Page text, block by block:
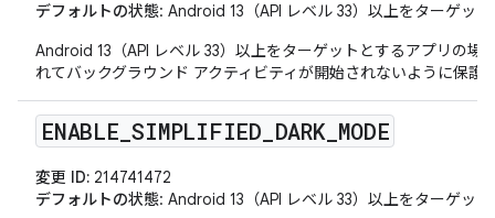
デフォルトの状態: Android 13（API レベル 33）以上をターゲッ
Android 13（API レベル 33）以上をターゲットとするアプリの場
れてバックグラウンド アクティビティが開始されないように保護
ENABLE _SIMPLIFIED DARK MODE
変更 ID: 214741472
デフォルトの状態: Android 13（API レベル 33）以上をターゲッ